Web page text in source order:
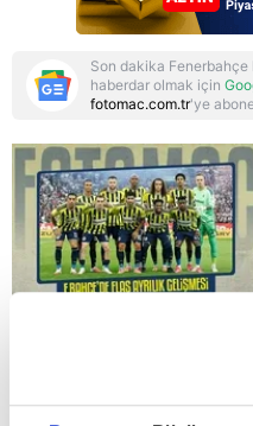
Reddet
Son dakika Fenerbahçe
haberdar olmak için
fotomac.com.tr'ye